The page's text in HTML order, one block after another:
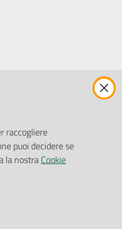
raccogliere
puoi decidere se
la nostraCookie